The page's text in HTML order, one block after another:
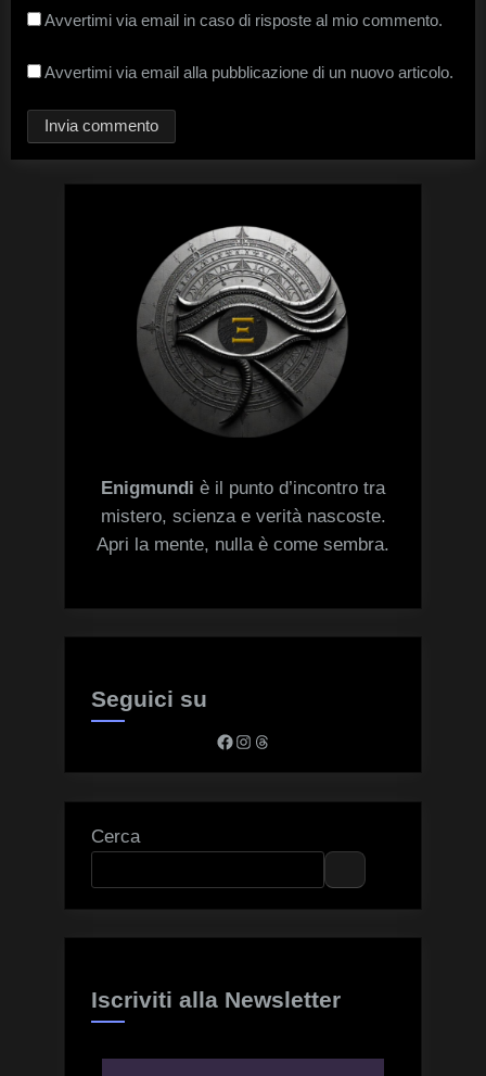
Avvertimi via email in caso di risposte al mio commento.
Avvertimi via email alla pubblicazione di un nuovo articolo.
Enigmundi è il punto d’incontro tra
mistero, scienza e verità nascoste.
Apri la mente, nulla è come sembra.
Seguici su
Facebook
Instagram
Threads
Cerca
Iscriviti alla Newsletter